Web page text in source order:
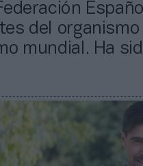
del organismo
mundial. Ha